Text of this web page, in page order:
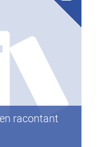
racontant